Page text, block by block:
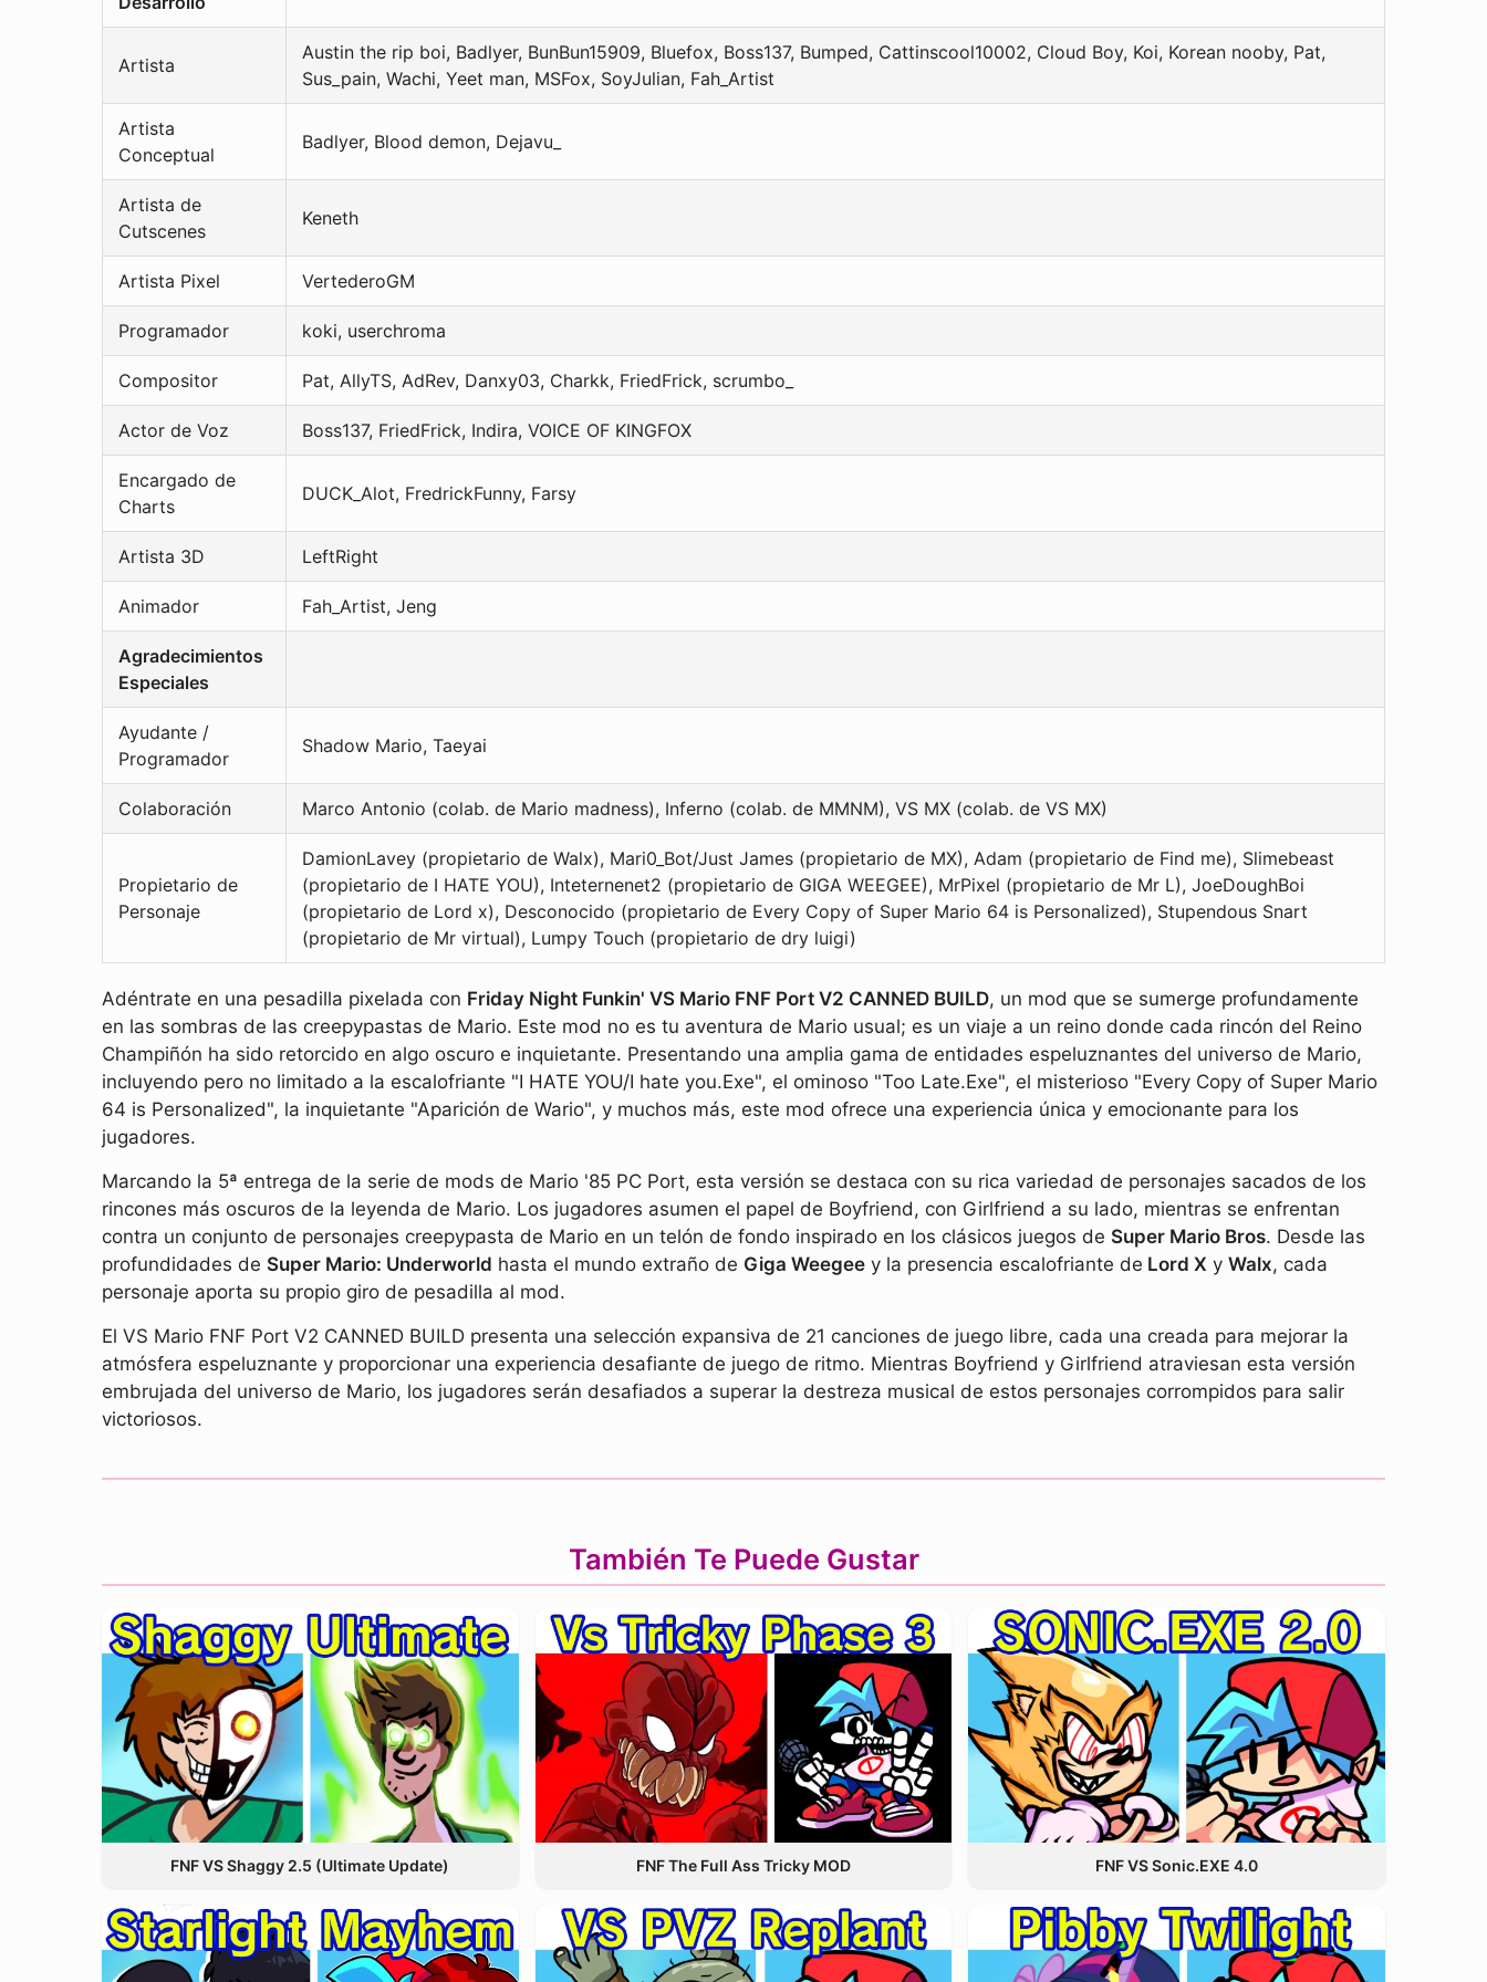
Artista
Austin the rip boi, Badlyer, BunBun15909, Bluefox, Boss137, Bumped, Cattinscool10002, Cloud Boy, Koi, Korean nooby, Pat,
Sus_pain, Wachi, Yeet man, MSFox, SoyJulian, Fah_Artist
Artista
Conceptual
Badlyer, Blood demon, Dejavu_
Artista de
Cutscenes
Keneth
Artista Pixel VertederoGM
Programador koki, userchroma
Compositor Pat, AllyTS, AdRev, Danxy03, Charkk, FriedFrick, scrumbo_
Actor de Voz Boss137, FriedFrick, Indira, VOICE OF KINGFOX
Encargado de
Charts
DUCK_Alot, FredrickFunny, Farsy
Artista 3D LeftRight
Animador Fah_Artist, Jeng
Agradecimientos
Especiales
Ayudante /
Programador
Shadow Mario, Taeyai
Colaboración Marco Antonio (colab. de Mario madness), Inferno (colab. de MMNM), VS MX (colab. de VS MX)
Propietario de
Personaje
DamionLavey (propietario de Walx), Mari0_Bot/Just James (propietario de MX), Adam (propietario de Find me), Slimebeast
(propietario de I HATE YOU), Inteternenet2 (propietario de GIGA WEEGEE), MrPixel (propietario de Mr L), JoeDoughBoi
(propietario de Lord x), Desconocido (propietario de Every Copy of Super Mario 64 is Personalized), Stupendous Snart
(propietario de Mr virtual), Lumpy Touch (propietario de dry luigi)
Adéntrate en una pesadilla pixelada con Friday Night Funkin' VS Mario FNF Port V2 CANNED BUILD, un mod que se sumerge profundamente
en las sombras de las creepypastas de Mario. Este mod no es tu aventura de Mario usual; es un viaje a un reino donde cada rincón del Reino
Champiñón ha sido retorcido en algo oscuro e inquietante. Presentando una amplia gama de entidades espeluznantes del universo de Mario,
incluyendo pero no limitado a la escalofriante "I HATE YOU/I hate you.Exe", el ominoso "Too Late.Exe", el misterioso "Every Copy of Super Mario
64 is Personalized", la inquietante "Aparición de Wario", y muchos más, este mod ofrece una experiencia única y emocionante para los
jugadores.
Marcando la 5ª entrega de la serie de mods de Mario '85 PC Port, esta versión se destaca con su rica variedad de personajes sacados de los
rincones más oscuros de la leyenda de Mario. Los jugadores asumen el papel de Boyfriend, con Girlfriend a su lado, mientras se enfrentan
contra un conjunto de personajes creepypasta de Mario en un telón de fondo inspirado en los clásicos juegos de Super Mario Bros. Desde las
profundidades de Super Mario: Underworld hasta el mundo extraño de Giga Weegee y la presencia escalofriante de Lord X y Walx, cada
personaje aporta su propio giro de pesadilla al mod.
El VS Mario FNF Port V2 CANNED BUILD presenta una selección expansiva de 21 canciones de juego libre, cada una creada para mejorar la
atmósfera espeluznante y proporcionar una experiencia desafiante de juego de ritmo. Mientras Boyfriend y Girlfriend atraviesan esta versión
embrujada del universo de Mario, los jugadores serán desafiados a superar la destreza musical de estos personajes corrompidos para salir
victoriosos.
También Te Puede Gustar
FNF VS Shaggy 2.5 (Ultimate Update) FNF The Full Ass Tricky MOD FNF VS Sonic.EXE 4.0